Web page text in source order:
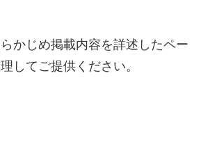
かじめ掲載内容を詳述したペー
してご提供ください。